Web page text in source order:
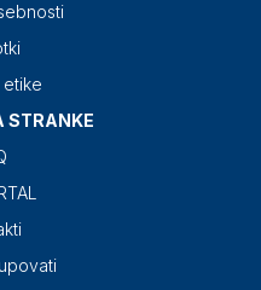
etike
STRANKE